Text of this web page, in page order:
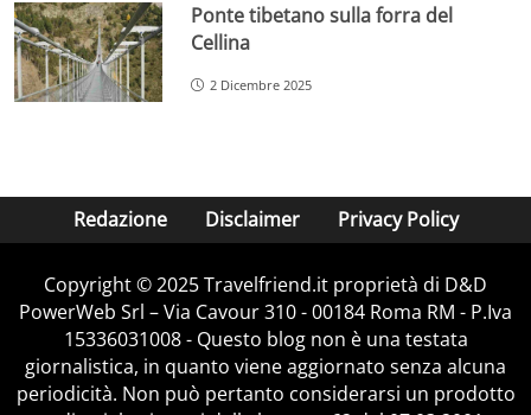
Ponte tibetano sulla forra del
Cellina
2 Dicembre 2025
Redazione Disclaimer Privacy Policy
Copyright © 2025 Travelfriend.it proprietà di D&D
PowerWeb Srl – Via Cavour 310 - 00184 Roma RM - P.Iva
15336031008 - Questo blog non è una testata
giornalistica, in quanto viene aggiornato senza alcuna
periodicità. Non può pertanto considerarsi un prodotto